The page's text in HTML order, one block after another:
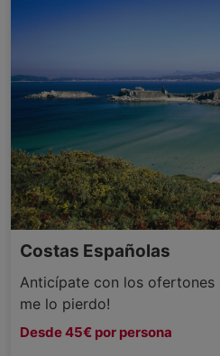
Costas Españolas
Anticípate con los ofertones
me lo pierdo!
Desde 45€ por persona